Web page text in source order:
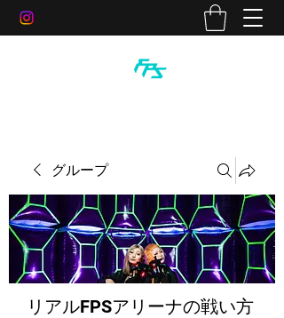
グループ
リアルFPSアリーナの戦い方